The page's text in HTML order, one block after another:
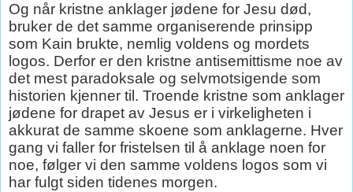
Og når kristne anklager jødene for Jesu død,
bruker de det samme organiserende prinsipp
som Kain brukte, nemlig voldens og mordets
logos. Derfor er den kristne antisemittisme noe av
det mest paradoksale og selvmotsigende som
historien kjenner til. Troende kristne som anklager
jødene for drapet av Jesus er i virkeligheten i
akkurat de samme skoene som anklagerne. Hver
gang vi faller for fristelsen til å anklage noen for
noe, følger vi den samme voldens logos som vi
har fulgt siden tidenes morgen.